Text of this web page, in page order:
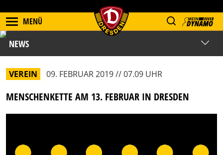
MENÜ
NEWS
VEREIN 09. FEBRUAR 2019 // 07.09 UHR
MENSCHENKETTE AM 13. FEBRUAR IN DRESDEN